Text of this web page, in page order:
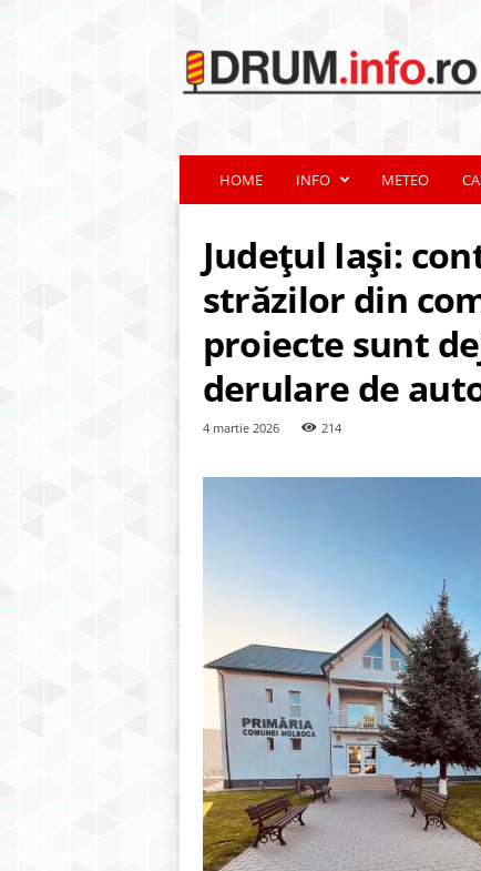
m
n
o
HOME INFO METEO
Județul Iași:
străzilor din
proiecte sunt
derulare de
4 martie 2026 214